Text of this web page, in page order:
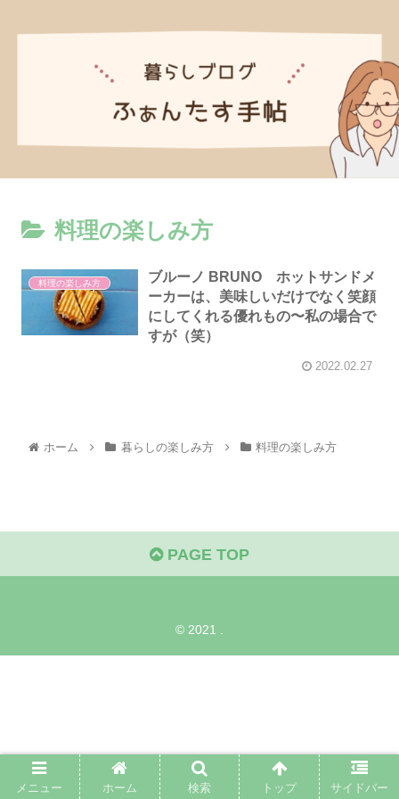
料理の楽しみ方
料理の楽しみ方
ブルーノ BRUNO ホットサンドメ
ーカーは、美味しいだけでなく笑顔
にしてくれる優れもの〜私の場合で
すが（笑）
2022.02.27
ホーム 暮らしの楽しみ方 料理の楽しみ方
PAGE TOP
© 2021 .
メニュー ホーム 検索 トップ サイドバー